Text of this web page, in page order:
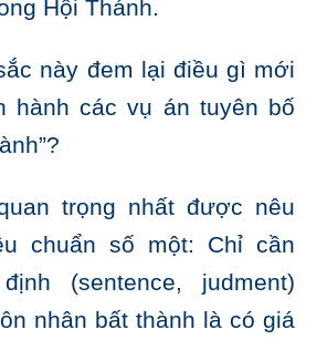
Hội Thánh.
này đem lại điều gì mới
hành các vụ án tuyên bố
trọng nhất được nêu
chuẩn số một: Chỉ cần
(sentence, judment)
nhân bất thành là có giá